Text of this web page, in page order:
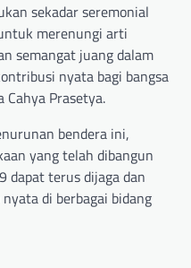
sekadar seremonial
merenungi arti
semangat juang dalam
nyata bagi bangsa
Cahya Prasetya.
bendera ini,
yang telah dibangun
dapat terus dijaga dan
di berbagai bidang